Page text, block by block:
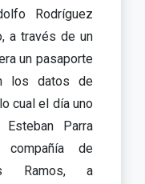
Rodríguez
a través de un
un pasaporte
los datos de
cual el día uno
Parra
compañía de
Ramos, a